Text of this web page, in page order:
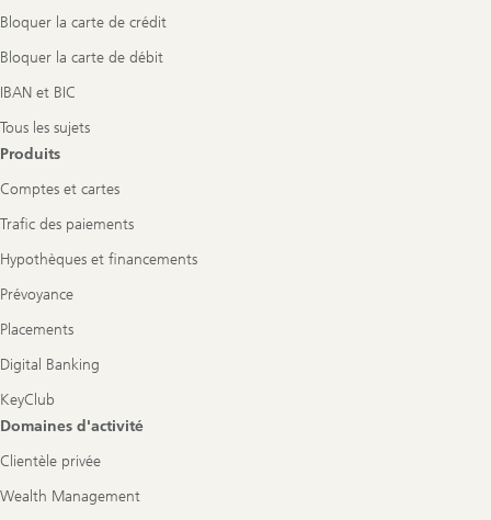
Bloquer la carte de crédit
Bloquer la carte de débit
IBAN et BIC
Tous les sujets
Produits
Comptes et cartes
Trafic des paiements
Hypothèques et financements
Prévoyance
Placements
Digital Banking
KeyClub
Domaines d'activité
Clientèle privée
Wealth Management